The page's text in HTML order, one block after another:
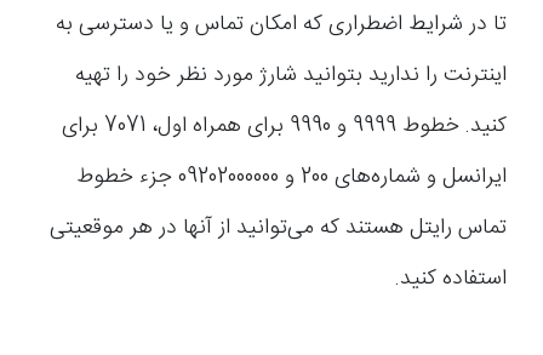
تا در شرایط اضطراری که امکان تماس و یا دسترسی به
اینترنت را ندارید بتوانید شارژ مورد نظر خود را تهیه
کنید. خطوط 9999 و 9990 برای همراه اول، 7071 برای
ایرانسل و شماره‌های 200 و 09202000000 جزء خطوط
تماس رایتل هستند که می‌توانید از آنها در هر موقعیتی
استفاده کنید.